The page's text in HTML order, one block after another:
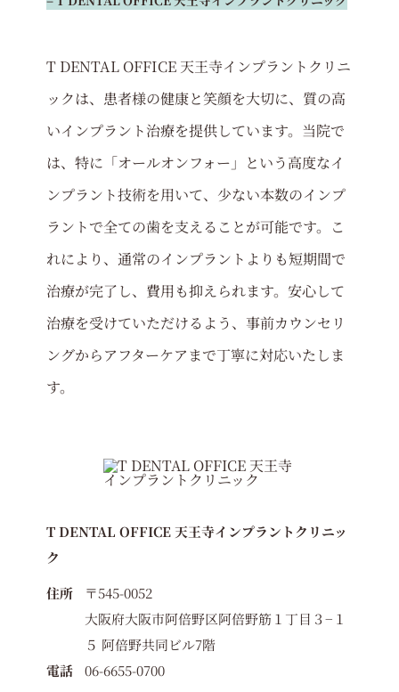
T DENTAL OFFICE 天王寺インプラントクリニ
ックは、患者様の健康と笑顔を大切に、質の高
いインプラント治療を提供しています。当院で
は、特に「オールオンフォー」という高度なイ
ンプラント技術を用いて、少ない本数のインプ
ラントで全ての歯を支えることが可能です。こ
れにより、通常のインプラントよりも短期間で
治療が完了し、費用も抑えられます。安心して
治療を受けていただけるよう、事前カウンセリ
ングからアフターケアまで丁寧に対応いたしま
す。
T DENTAL OFFICE 天王寺インプラントクリニッ
ク
住所
〒545-0052
大阪府大阪市阿倍野区阿倍野筋１丁目３−１
５ 阿倍野共同ビル7階
電話
06-6655-0700